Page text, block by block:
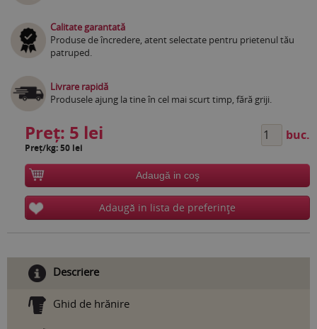
Calitate garantată
Produse de încredere, atent selectate pentru prietenul tău
patruped.
Livrare rapidă
Produsele ajung la tine în cel mai scurt timp, fără griji.
Preț: 5 lei
Preț/kg: 50 lei
buc.
Adaugă in coş
Adaugă in lista de preferinţe
Descriere
Ghid de hrănire